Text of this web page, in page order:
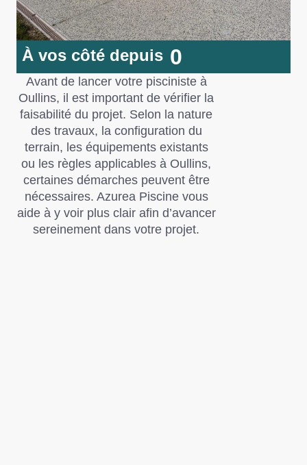
À vos côté depuis 0
Avant de lancer votre pisciniste à
Oullins, il est important de vérifier la
faisabilité du projet. Selon la nature
des travaux, la configuration du
terrain, les équipements existants
ou les règles applicables à Oullins,
certaines démarches peuvent être
nécessaires. Azurea Piscine vous
aide à y voir plus clair afin d’avancer
sereinement dans votre projet.